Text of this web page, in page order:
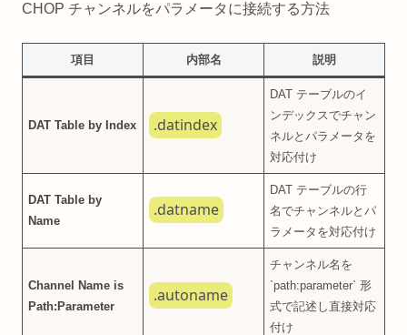
CHOP チャンネルをパラメータに接続する方法
項目 内部名 説明
DAT Table by Index .datindex
DAT テーブルのイ
ンデックスでチャン
ネルとパラメータを
対応付け
DAT Table by
Name
.datname
DAT テーブルの行
名でチャンネルとパ
ラメータを対応付け
Channel Name is
Path:Parameter
.autoname
チャンネル名を
`path:parameter` 形
式で記述し直接対応
付け